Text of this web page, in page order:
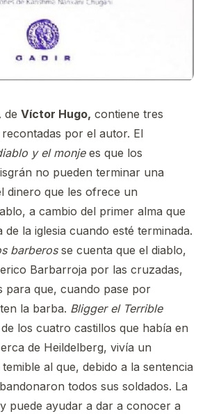
de Víctor Hugo, contiene tres
por el autor. El
y el monjees que los
no pueden terminar una
dinero que les ofrece un
a cambio del primer alma que
la iglesia cuando esté terminada.
barberosse cuenta que el diablo,
Barbarroja por las cruzadas,
para que, cuando pase por
la barba. Bligger el Terrible
los cuatro castillos que había en
de Heildelberg, vivía un
al que, debido a la sentencia
todos sus soldados. La
puede ayudar a dar a conocer a